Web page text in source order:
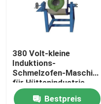
380 Volt-kleine
Induktions-
Schmelzofen-Maschine
für Hüttenindustrie
Bestpreis